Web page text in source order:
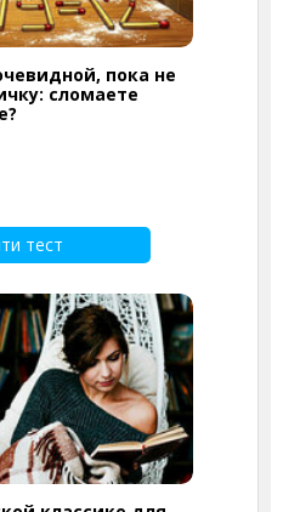
пока не
сломаете
тест